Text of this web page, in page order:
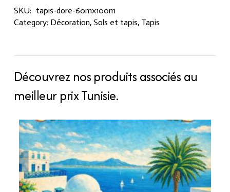
SKU: tapis-dore-60mx100m
Category: Décoration, Sols et tapis, Tapis
Découvrez nos produits associés au
meilleur prix Tunisie.